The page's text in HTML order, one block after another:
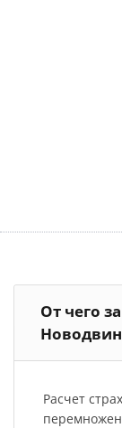
От чего
Расчет